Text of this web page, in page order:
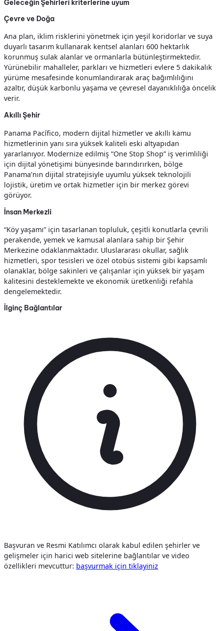
Geleceğin Şehirleri kriterlerine uyum
Çevre ve Doğa
Ana plan, iklim risklerini yönetmek için yeşil koridorlar ve suya
duyarlı tasarım kullanarak kentsel alanları 600 hektarlık
korunmuş sulak alanlar ve ormanlarla bütünleştirmektedir.
Yürünebilir mahalleler, parkları ve hizmetleri evlere 5 dakikalık
yürüme mesafesinde konumlandırarak araç bağımlılığını
azaltır, düşük karbonlu yaşama ve çevresel dayanıklılığa öncelik
verir.
Akıllı Şehir
Panama Pacífico, modern dijital hizmetler ve akıllı kamu
hizmetlerinin yanı sıra yüksek kaliteli eski altyapıdan
yararlanıyor. Modernize edilmiş “One Stop Shop” iş verimliliği
için dijital yönetişimi bünyesinde barındırırken, bölge
Panama’nın dijital stratejisiyle uyumlu yüksek teknolojili
lojistik, üretim ve ortak hizmetler için bir merkez görevi
görüyor.
İnsan Merkezli
“Köy yaşamı” için tasarlanan topluluk, çeşitli konutlarla çevrili
perakende, yemek ve kamusal alanlara sahip bir Şehir
Merkezine odaklanmaktadır. Uluslararası okullar, sağlık
hizmetleri, spor tesisleri ve özel otobüs sistemi gibi kapsamlı
olanaklar, bölge sakinleri ve çalışanlar için yüksek bir yaşam
kalitesini desteklemekte ve ekonomik üretkenliği refahla
dengelemektedir.
İlginç Bağlantılar
Başvuran ve Resmi Katılımcı olarak kabul edilen şehirler ve
gelişmeler için harici web sitelerine bağlantılar ve video
özellikleri mevcuttur: başvurmak i̇çi̇n tiklayiniz